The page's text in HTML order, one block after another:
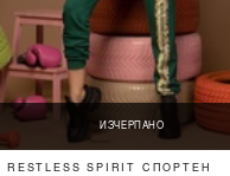
ИЗЧЕРПАНО
RESTLESS SPIRIT СПОРТЕН